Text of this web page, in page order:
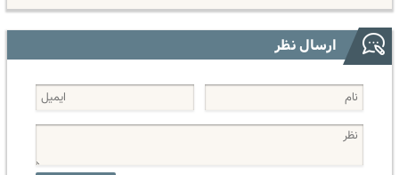
ارسال نظر